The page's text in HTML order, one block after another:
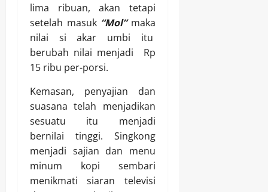
lima ribuan, akan tetapi
setelah masuk “Mol”maka
nilai si akar umbi itu
berubah nilai menjadi Rp
15 ribu per-porsi.
Kemasan, penyajian dan
suasana telah menjadikan
sesuatu itu menjadi
bernilai tinggi. Singkong
menjadi sajian dan menu
minum kopi sembari
menikmati siaran televisi